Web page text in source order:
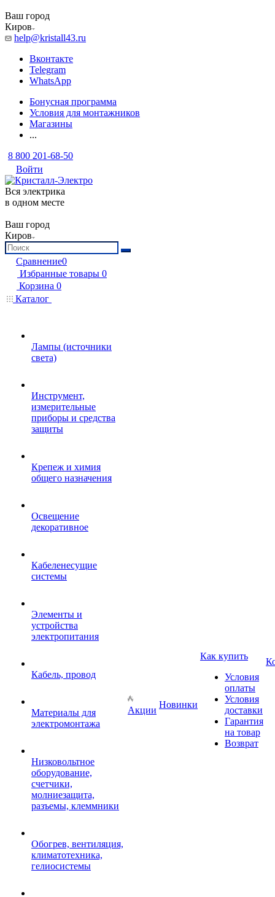
Ваш город
Киров
help@kristall43.ru
Вконтакте
Telegram
WhatsApp
Бонусная программа
Условия для монтажников
Магазины
...
8 800 201-68-50
Войти
Вся электрика
в одном месте
Ваш город
Киров
Сравнение0
Избранные товары 0
Корзина 0
Каталог
Лампы (источники
света)
Инструмент,
измерительные
приборы и средства
защиты
Крепеж и химия
общего назначения
Освещение
декоративное
Кабеленесущие
системы
Элементы и
устройства
электропитания
Кабель, провод
Материалы для
электромонтажа
Низковольтное
оборудование,
счетчики,
молниезащита,
разъемы, клеммники
Обогрев, вентиляция,
климатотехника,
гелиосистемы
Акции
Новинки
Как купить
Условия
оплаты
Условия
доставки
Гарантия
на товар
Возврат